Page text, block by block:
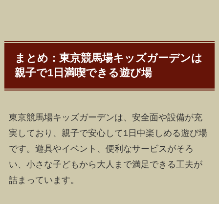
まとめ：東京競馬場キッズガーデンは
親子で1日満喫できる遊び場
東京競馬場キッズガーデンは、安全面や設備が充
実しており、親子で安心して1日中楽しめる遊び場
です。遊具やイベント、便利なサービスがそろ
い、小さな子どもから大人まで満足できる工夫が
詰まっています。